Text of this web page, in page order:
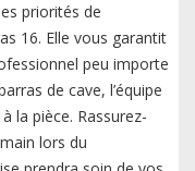
priorités de
16. Elle vous garantit
peu importe
de cave, l’équipe
la pièce. Rassurez-
lors du